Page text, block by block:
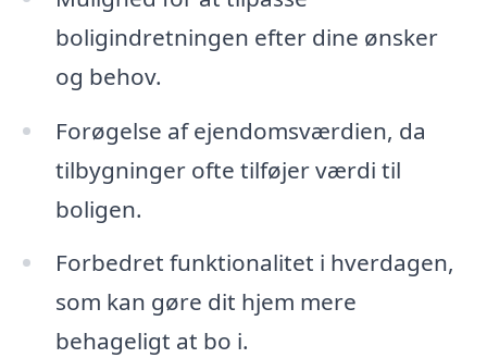
boligindretningen efter dine ønsker
og behov.
Forøgelse af ejendomsværdien, da
tilbygninger ofte tilføjer værdi til
boligen.
Forbedret funktionalitet i hverdagen,
som kan gøre dit hjem mere
behageligt at bo i.